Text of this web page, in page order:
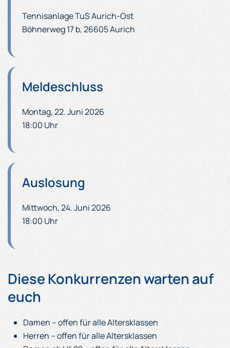
Tennisanlage TuS Aurich-Ost
Böhnerweg 17 b, 26605 Aurich
Meldeschluss
Montag, 22. Juni 2026
18:00 Uhr
Auslosung
Mittwoch, 24. Juni 2026
18:00 Uhr
Diese Konkurrenzen warten auf
euch
Damen – offen für alle Altersklassen
Herren – offen für alle Altersklassen